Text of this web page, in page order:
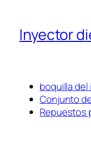
Inyector
boquilla
Conjunto
Repuestos